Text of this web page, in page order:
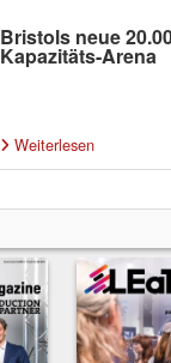
Bristols neue
Kapazitäts-Arena
Weiterlesen